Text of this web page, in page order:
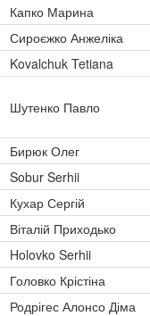
Капко Марина
Сироєжко Анжеліка
Kovalchuk Tetiana
Шутенко Павло
Бирюк Олег
Sobur Serhii
Кухар Сергій
Віталій Приходько
Holovko Serhii
Головко Крістіна
Родрігес Алонсо Діма